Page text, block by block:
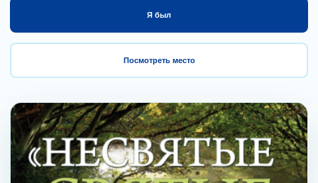
Я был
Посмотреть место